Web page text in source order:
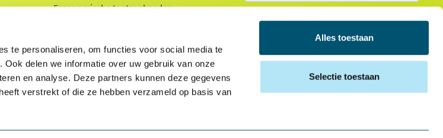
te personaliseren, om functies voor social media te
delen we informatie over uw gebruik van onze
en analyse. Deze partners kunnen deze gegevens
verstrekt of die ze hebben verzameld op basis van
Alles toestaan
Selectie toestaan
Ergonomische toetsenborden
Exoskeletten
Laptop standaarden